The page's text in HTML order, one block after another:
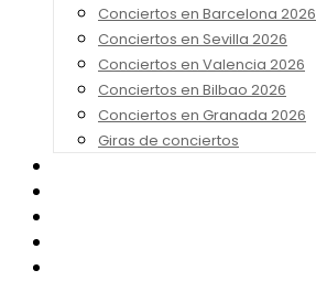
Conciertos en Barcelona 2026
Conciertos en Sevilla 2026
Conciertos en Valencia 2026
Conciertos en Bilbao 2026
Conciertos en Granada 2026
Giras de conciertos